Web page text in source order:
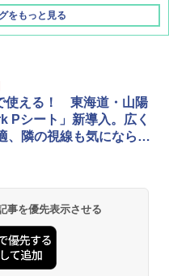
をもっと見る
方 チェンマイ タイ北部の魅
2027 地球の歩き方D アジア
レクション 山善] ポップアッ
いに広げて畳める パッとサ
ド キューブ フルクローズ メ
ワンタッチテント キャンプ
ーキ PATC-150(KH)
パイクスピーク) 着替えテン
テント 【中が透けない】 1
防災グッズ 災害用トイレ ビ
ポップアップテント 携帯 簡
(ブラック)
テンレス保冷剤 2個セット 2
急速冷凍 空間倍増 衛生的
力長持ち
ック)ソロ ドーム 1 EX BDK
テント
使える！ 東海道・山陽
Pシート」新導入。広く
、隣の視線も気にならな
事を優先表示させる